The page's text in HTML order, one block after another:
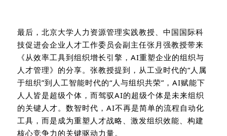
最后，北京大学人力资源管理实践教授、中国国际科
技促进会企业人才工作委员会副主任张月强教授带来
《从效率工具到组织增长引擎， AI重塑企业的组织与
人才管理》的分享。张教授提到，从工业时代的“人属
于组织”到人工智能时代的“人与组织共荣”， AI赋能下
人人皆是超级个体，而驾驭AI的超级个体是未来组织
的关键人才。数智时代， AI不再是简单的流程自动化
工具，而是成为重塑人才战略、激发组织效能、构建
核心竞争力的关键驱动力量。